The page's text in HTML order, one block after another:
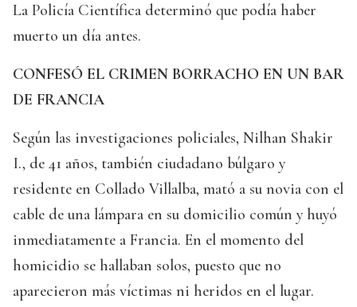
La Policía Científica determinó que podía haber
muerto un día antes.
CONFESÓ EL CRIMEN BORRACHO EN UN BAR
DE FRANCIA
Según las investigaciones policiales, Nilhan Shakir
I., de 41 años, también ciudadano búlgaro y
residente en Collado Villalba, mató a su novia con el
cable de una lámpara en su domicilio común y huyó
inmediatamente a Francia. En el momento del
homicidio se hallaban solos, puesto que no
aparecieron más víctimas ni heridos en el lugar.